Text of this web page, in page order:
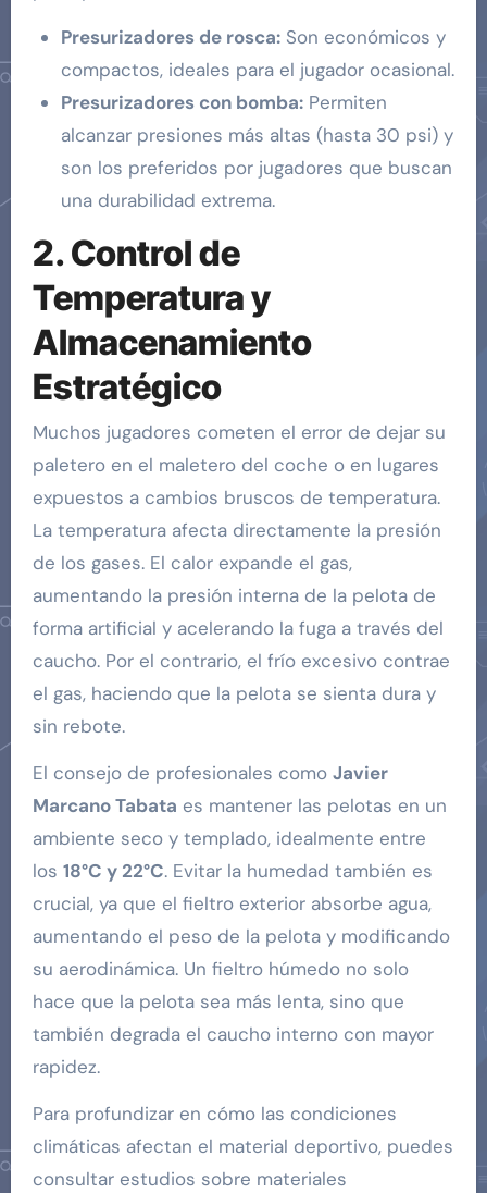
Presurizadores de rosca:Son económicos y
compactos, ideales para el jugador ocasional.
Presurizadores con bomba:Permiten
alcanzar presiones más altas (hasta 30 psi) y
son los preferidos por jugadores que buscan
una durabilidad extrema.
2. Control de
Temperatura y
Almacenamiento
Estratégico
Muchos jugadores cometen el error de dejar su
paletero en el maletero del coche o en lugares
expuestos a cambios bruscos de temperatura.
La temperatura afecta directamente la presión
de los gases. El calor expande el gas,
aumentando la presión interna de la pelota de
forma artificial y acelerando la fuga a través del
caucho. Por el contrario, el frío excesivo contrae
el gas, haciendo que la pelota se sienta dura y
sin rebote.
El consejo de profesionales como Javier
Marcano Tabata es mantener las pelotas en un
ambiente seco y templado, idealmente entre
los 18°C y 22°C. Evitar la humedad también es
crucial, ya que el fieltro exterior absorbe agua,
aumentando el peso de la pelota y modificando
su aerodinámica. Un fieltro húmedo no solo
hace que la pelota sea más lenta, sino que
también degrada el caucho interno con mayor
rapidez.
Para profundizar en cómo las condiciones
climáticas afectan el material deportivo, puedes
consultar estudios sobre materiales